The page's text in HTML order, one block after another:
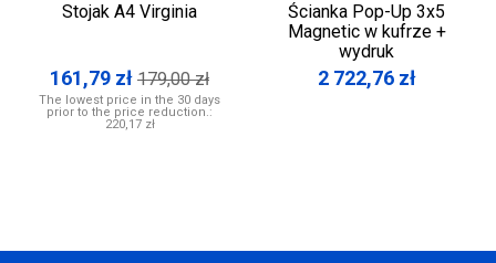
Stojak A4 Virginia
161,79 zł 179,00zł
The lowest price in the 30 days
prior to the price reduction.:
220,17 zł
Ścianka Pop-Up 3x5
Magnetic w kufrze +
wydruk
2 722,76 zł